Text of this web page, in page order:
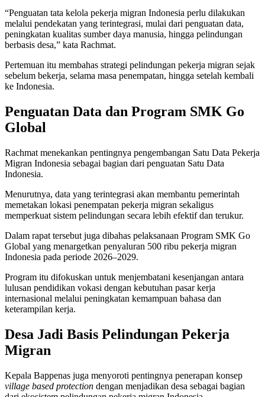
“Penguatan tata kelola pekerja migran Indonesia perlu dilakukan
melalui pendekatan yang terintegrasi, mulai dari penguatan data,
peningkatan kualitas sumber daya manusia, hingga pelindungan
berbasis desa,” kata Rachmat.
Pertemuan itu membahas strategi pelindungan pekerja migran sejak
sebelum bekerja, selama masa penempatan, hingga setelah kembali
ke Indonesia.
Penguatan Data dan Program SMK Go
Global
Rachmat menekankan pentingnya pengembangan Satu Data Pekerja
Migran Indonesia sebagai bagian dari penguatan Satu Data
Indonesia.
Menurutnya, data yang terintegrasi akan membantu pemerintah
memetakan lokasi penempatan pekerja migran sekaligus
memperkuat sistem pelindungan secara lebih efektif dan terukur.
Dalam rapat tersebut juga dibahas pelaksanaan Program SMK Go
Global yang menargetkan penyaluran 500 ribu pekerja migran
Indonesia pada periode 2026–2029.
Program itu difokuskan untuk menjembatani kesenjangan antara
lulusan pendidikan vokasi dengan kebutuhan pasar kerja
internasional melalui peningkatan kemampuan bahasa dan
keterampilan kerja.
Desa Jadi Basis Pelindungan Pekerja
Migran
Kepala Bappenas juga menyoroti pentingnya penerapan konsep
village based protection dengan menjadikan desa sebagai bagian